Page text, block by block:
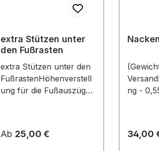
extra Stützen unter
den Fußrasten
extra Stützen unter den
FußrastenHöhenverstell
ung für die Fußauszüge
4 Rollen unter dem Korb
Regulärer Preis:
Ab 25,00 €
ng -
34,00